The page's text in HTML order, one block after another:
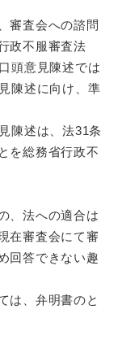
審査会への諮問
政不服審査法
頭意見陳述では
陳述に向け、準
陳述は、法31条
を総務省行政不
、法への適合は
在審査会にて審
回答できない趣
は、弁明書のと